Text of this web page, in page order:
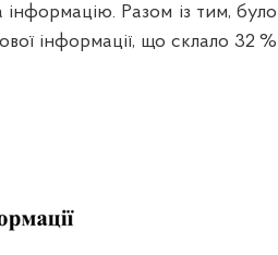
інформацію. Разом із тим, було
інформації, що склало 32 %